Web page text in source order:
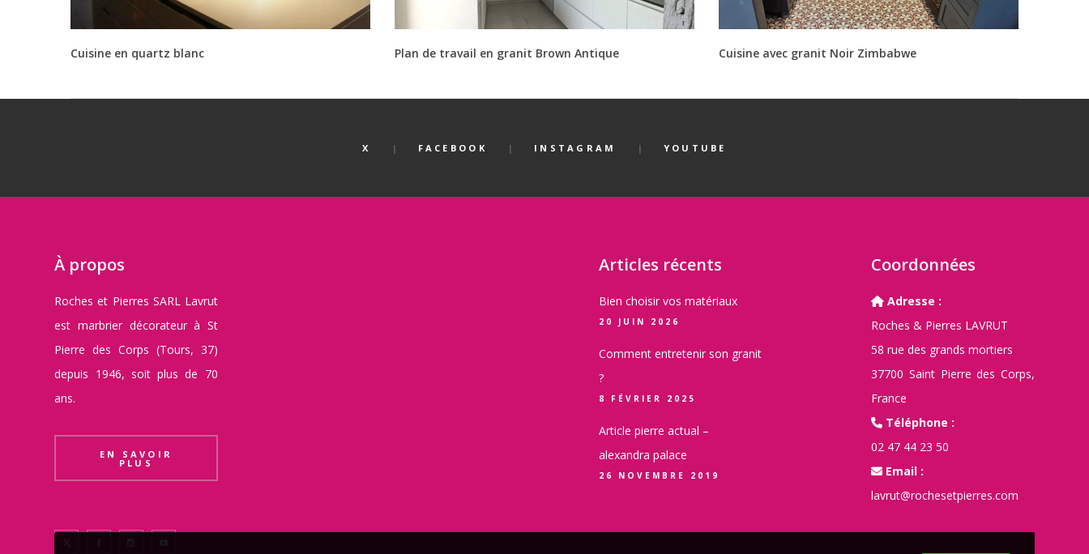
Cuisine en quartz blanc Plan de travail en granit Brown Antique Cuisine avec granit Noir Zimbabwe
X FACEBOOK INSTAGRAM YOUTUBE
À propos
Roches et Pierres SARL Lavrut
est marbrier décorateur à St
Pierre des Corps (Tours, 37)
depuis 1946, soit plus de 70
ans.
EN SAVOIR
PLUS
Articles récents
Bien choisir vos matériaux
20 JUIN 2026
Comment entretenir son granit
?
8 FÉVRIER 2025
Article pierre actual –
alexandra palace
26 NOVEMBRE 2019
Coordonnées
Adresse :
Roches & Pierres LAVRUT
58 rue des grands mortiers
37700 Saint Pierre des Corps,
France
Téléphone :
02 47 44 23 50
Email :
lavrut@rochesetpierres.com